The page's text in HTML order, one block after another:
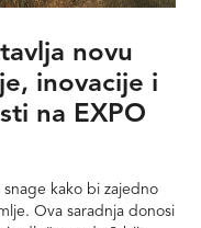
novu
inovacije i
na EXPO
snage kako bi zajedno
Ova saradnja donosi